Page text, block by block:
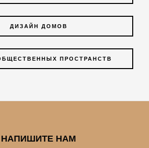
ДИЗАЙН ДОМОВ
ПРОСТРАНСТВ
НАПИШИТЕ НАМ